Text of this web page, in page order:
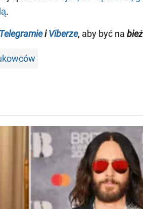
.
i Viberze, aby być na